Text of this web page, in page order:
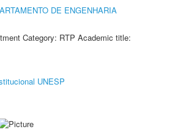
DE ENGENHARIA
Category: RTP Academic title:
UNESP